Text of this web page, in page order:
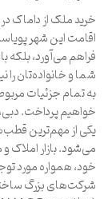
خرید ملک از داماک
اقامت این شهر
فراهم می‌آورد،
به تمام جزئیات
خواهیم پرداخت.
یکی از مهم‌ترین
می‌شود. بازار املاک
خود، همواره مورد
شرکت‌های بزرگ